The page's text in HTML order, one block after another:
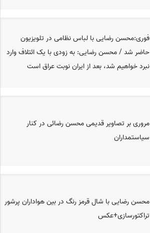
فوری:محسن رضایی با لباس نظامی در تلویزیون
حاضر شد / محسن رضایی: به زودی با یک ائتلاف وارد
نبرد خواهیم شد، بعد از ایران نوبت عراق است
مروری بر تصاویر قدیمی محسن رضائی در کنار
سیاستمداران
محسن رضایی با شال قرمز رنگ در بین هواداران پرشور
تراکتورسازی+عکس